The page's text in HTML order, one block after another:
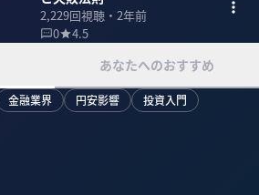
2,229回視聴・ 2年前
0
4.5
あなたへのおすすめ
金融業界 円安影響 投資入門